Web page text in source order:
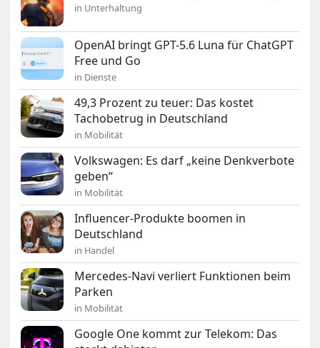
in Unterhaltung
OpenAI bringt GPT-5.6 Luna für ChatGPT
Free und Go
in Dienste
49,3 Prozent zu teuer: Das kostet
Tachobetrug in Deutschland
in Mobilität
Volkswagen: Es darf „keine Denkverbote
geben“
in Mobilität
Influencer-Produkte boomen in
Deutschland
in Handel
Mercedes-Navi verliert Funktionen beim
Parken
in Mobilität
Google One kommt zur Telekom: Das